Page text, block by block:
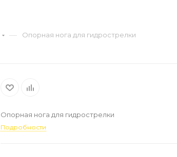
— Опорная нога для гидрострелки
Опорная нога для гидрострелки
Подробности